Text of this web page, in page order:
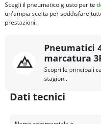
Scegli il pneumatico giusto per te
un'ampia scelta per soddisfare
prestazioni.
Pneumatici
marcatura
Scopri le principali
stagioni.
Dati tecnici